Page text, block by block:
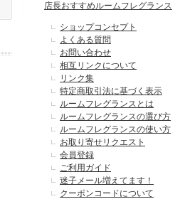
店長おすすめルームフレグランス
ショップコンセプト
よくある質問
お問い合わせ
相互リンクについて
リンク集
特定商取引法に基づく表示
ルームフレグランスとは
ルームフレグランスの選び方
ルームフレグランスの使い方
お取り寄せリクエスト
会員登録
ご利用ガイド
迷子メール増えてます！
クーポンコードについて